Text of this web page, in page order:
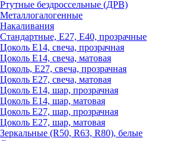
Ртутные бездроссельные (ДРВ)
Металлогалогенные
Накаливания
Стандартные, Е27, Е40, прозрачные
Цоколь Е14, свеча, прозрачная
Цоколь Е14, свеча, матовая
Цоколь, Е27, свеча, прозрачная
Цоколь Е27, свеча, матовая
Цоколь Е14, шар, прозрачная
Цоколь Е14, шар, матовая
Цоколь Е27, шар, прозрачная
Цоколь Е27, шар, матовая
Зеркальные (R50, R63, R80), белые